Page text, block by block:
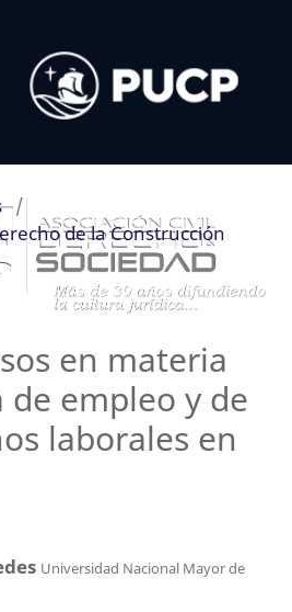
/
de la Construcción
en materia
empleo y de
laborales en
Universidad Nacional Mayor de